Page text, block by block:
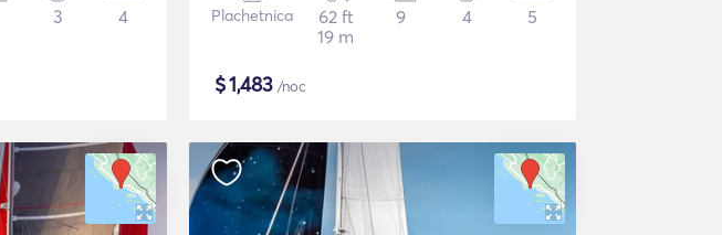
3 4 Plachetnica
62 ft
19 m
9 4 5
$1,483 /noc